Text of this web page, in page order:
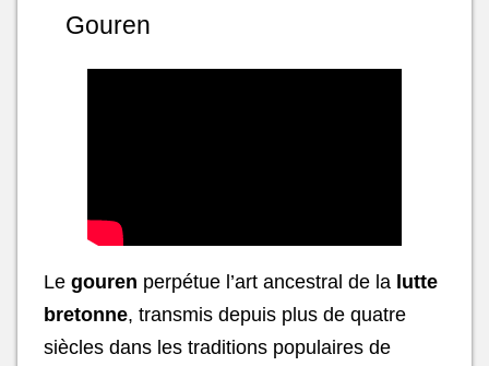
Gouren
Le gouren perpétue l’art ancestral de la lutte
bretonne, transmis depuis plus de quatre
siècles dans les traditions populaires de